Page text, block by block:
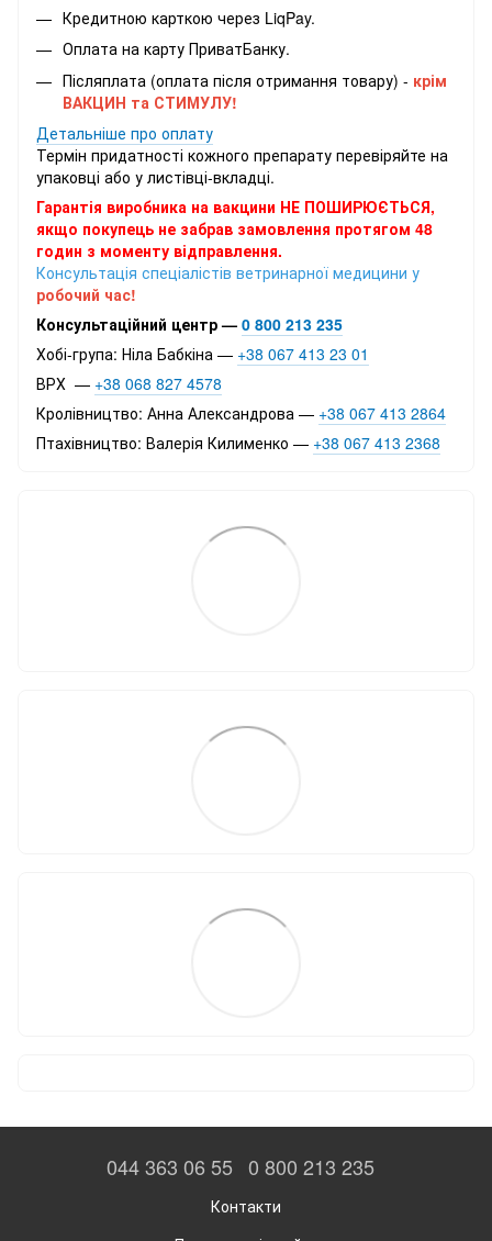
Кредитною карткою через LiqPay.
Оплата на карту ПриватБанку.
Післяплата (оплата після отримання товару) - крім
ВАКЦИН та СТИМУЛУ!
Детальніше про оплату
Термін придатності кожного препарату перевіряйте на
упаковці або у листівці-вкладці.
Гарантія виробника на вакцини НЕ ПОШИРЮЄТЬСЯ,
якщо покупець не забрав замовлення протягом 48
годин з моменту відправлення.
Консультація спеціалістів ветринарної медицини у
робочий час!
Консультаційний центр — 0 800 213 235
Хобі-група: Ніла Бабкіна — +38 067 413 23 01
ВРХ — +38 068 827 4578
Кролівництво: Анна Александрова — +38 067 413 2864
Птахівництво: Валерія Килименко — +38 067 413 2368
044 363 06 55 0 800 213 235
Контакти